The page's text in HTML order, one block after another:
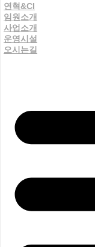
연혁&CI
임원소개
사업소개
운영시설
오시는길